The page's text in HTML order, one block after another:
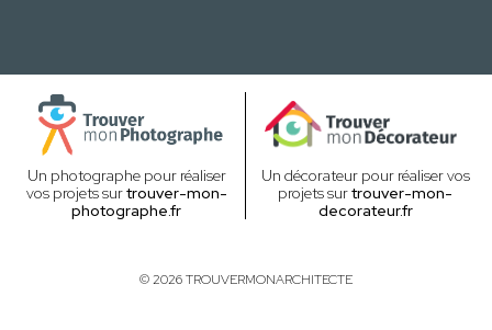
Un photographe pour réaliser
vos projets surtrouver-mon-
photographe.fr
Un décorateur pour réaliser vos
projets surtrouver-mon-
decorateur.fr
© 2026 TROUVERMONARCHITECTE